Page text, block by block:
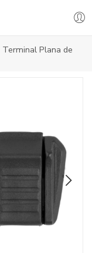
Terminal Plana de